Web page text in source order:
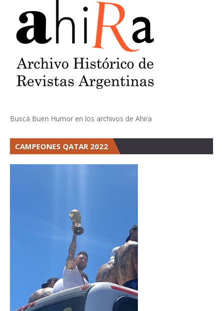
Buscá Buen Humor en los archivos de Ahira
CAMPEONES QATAR 2022